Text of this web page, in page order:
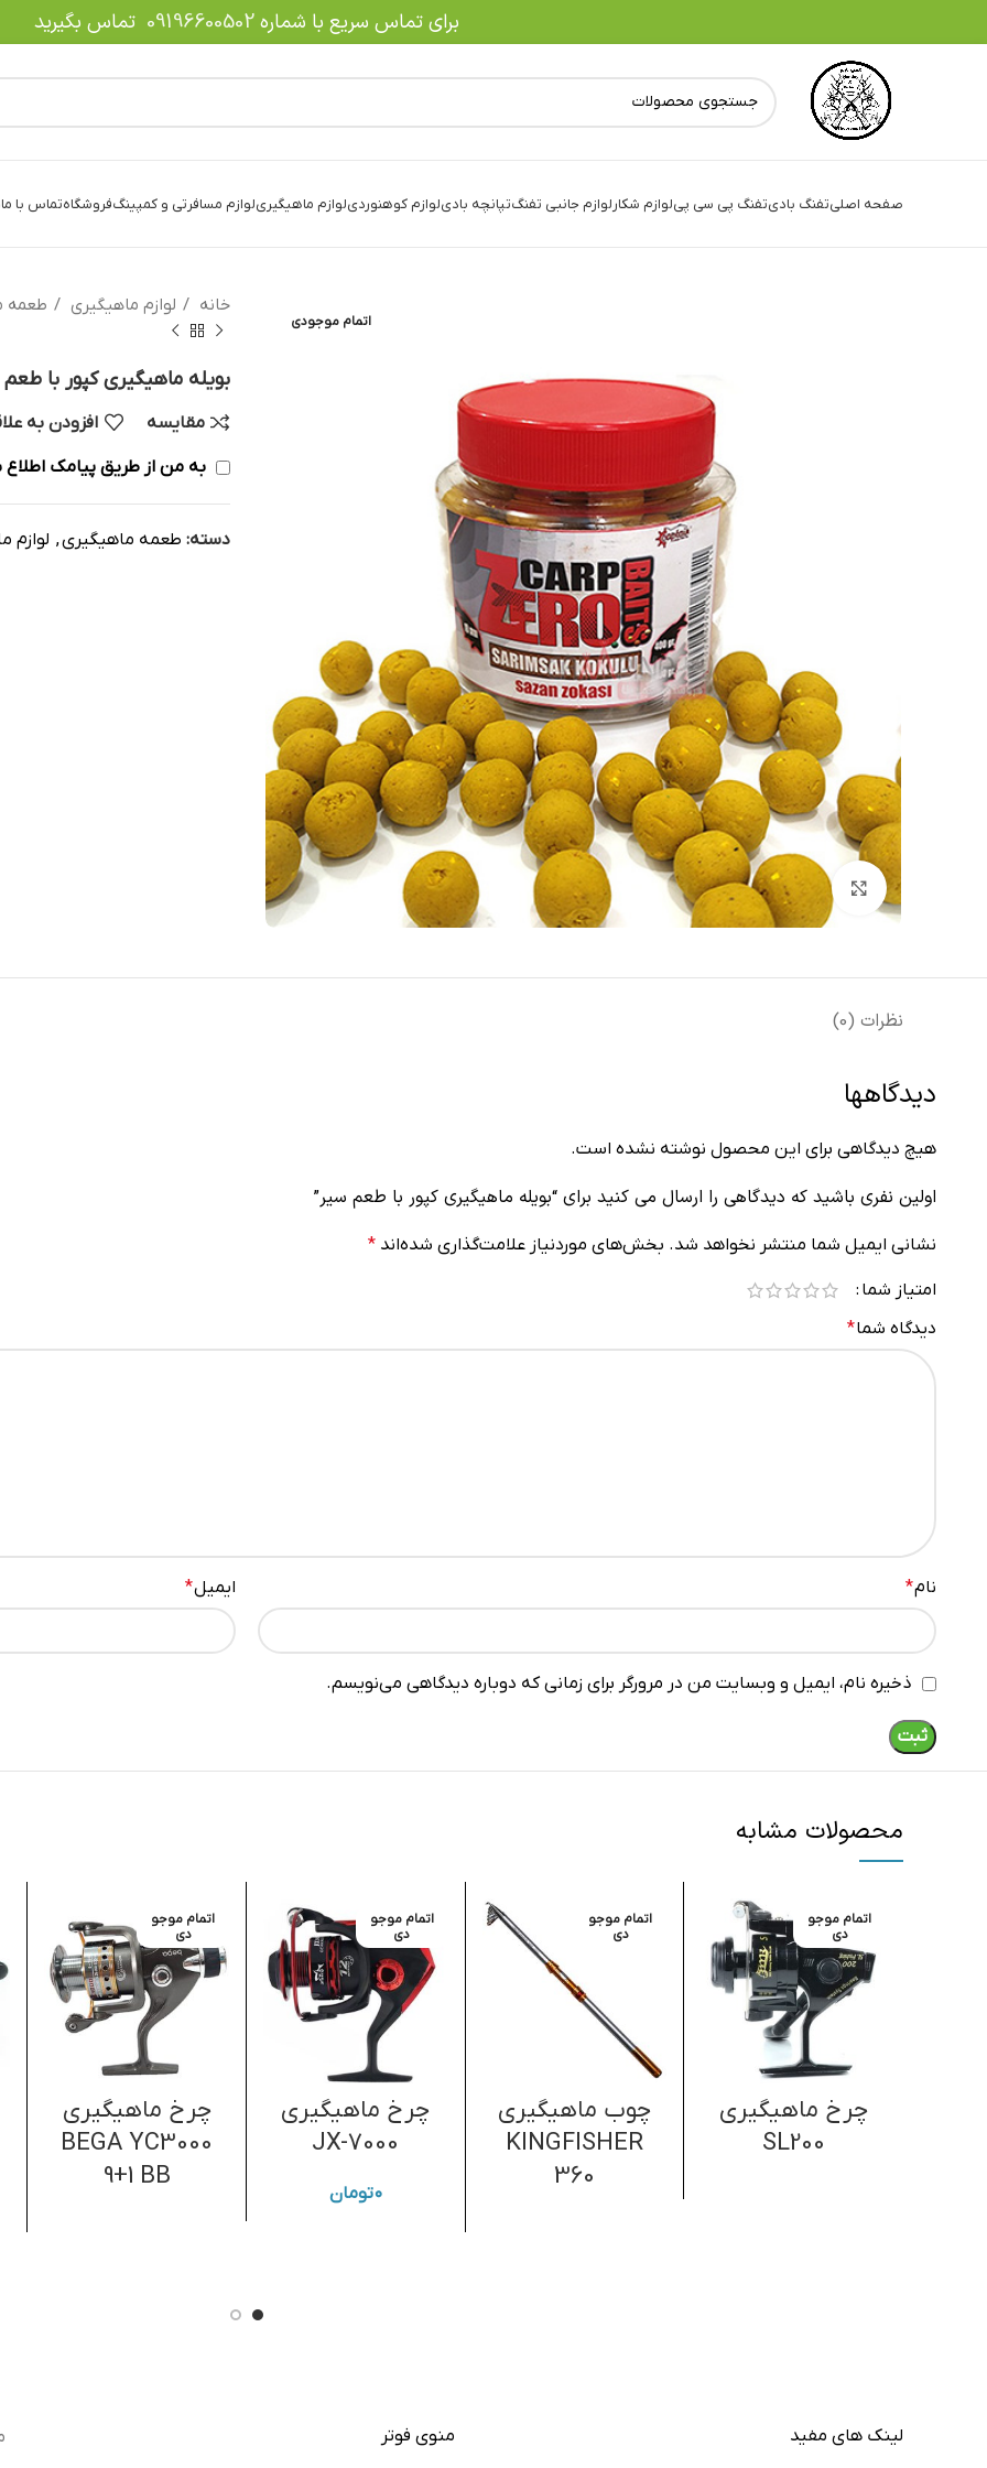
برای تماس سریع با شماره09196600502 تماس بگیرید
صفحه اصلیتفنگ بادیتفنگ پی سی پیلوازم شکارلوازم جانبی تفنگتپانچه بادیلوازم کوهنوردیلوازم ماهیگیریلوازم مسافرتی و کمپینگفروشگاهتماس با ما
اتمام موجودی
بزرگنمایی تصویر
خانه لوازم ماهیگیری طعمه
بویله ماهیگیری کپور با
مقایسه افزودن به
به من از طریق پیامک اطلاع
دسته: طعمه ماهیگیری, لوازم
نظرات (0)
دیدگاهها
هیچ دیدگاهی برای این محصول نوشته نشده است.
اولین نفری باشید که دیدگاهی را ارسال می کنید برای “بویله ماهیگیری کپور با طعم سیر”
نشانی ایمیل شما منتشر نخواهد شد. بخش‌های موردنیاز علامت‌گذاری شده‌اند *
امتیاز شما
دیدگاه شما*
نام* ایمیل*
ذخیره نام، ایمیل و وبسایت من در مرورگر برای زمانی که دوباره دیدگاهی می‌نویسم.
محصولات مشابه
اتمام موجو
دی
چرخ ماهیگیری
SL200
اتمام موجو
دی
چوب ماهیگیری
KINGFISHER
360
اتمام موجو
دی
چرخ ماهیگیری
JX-7000
۰تومان
اتمام موجو
دی
چرخ ماهیگیری
BEGA YC3000
9+1 BB
لینک های مفید منوی فوتر